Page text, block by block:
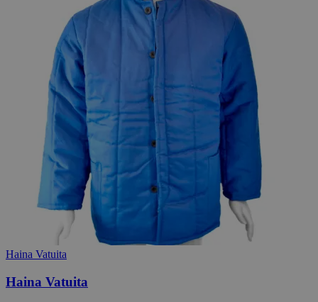
Haina Vatuita
Haina Vatuita